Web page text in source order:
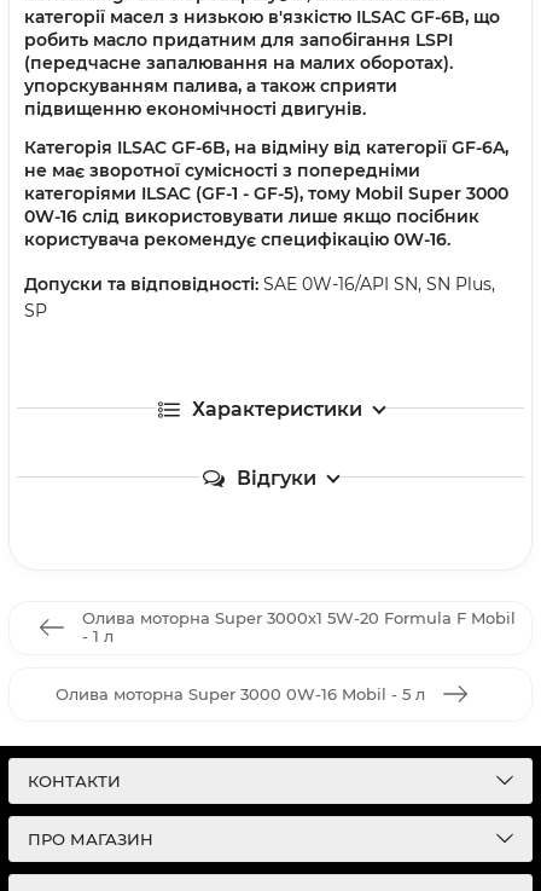
категорії масел з низькою в'язкістю ILSAC GF-6B, що
робить масло придатним для запобігання LSPI
(передчасне запалювання на малих оборотах).
упорскуванням палива, а також сприяти
підвищенню економічності двигунів.
Категорія ILSAC GF-6B, на відміну від категорії GF-6A,
не має зворотної сумісності з попередніми
категоріями ILSAC (GF-1 - GF-5), тому Mobil Super 3000
0W-16 слід використовувати лише якщо посібник
користувача рекомендує специфікацію 0W-16.
Допуски та відповідності: SAE 0W-16/API SN, SN Plus,
SP
Характеристики
Відгуки
Олива моторна Super 3000х1 5W-20 Formula F Mobil
- 1 л
Олива моторна Super 3000 0W-16 Mobil - 5 л
КОНТАКТИ
ПРО МАГАЗИН